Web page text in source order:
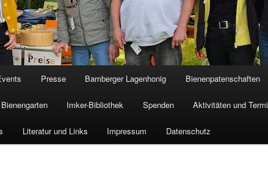
Presse Bamberger Lagenhonig Bienenpatenschaften
Imker-Bibliothek Spenden Aktivitäten und
Literatur und Links Impressum Datenschutz